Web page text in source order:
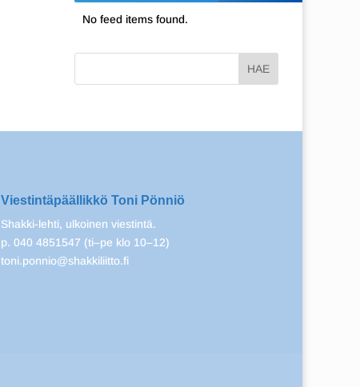
No feed items found.
Viestintäpäällikkö Toni Pönniö
Shakki-lehti, ulkoinen viestintä.
p. 040 4851547 (ti–pe klo 10–12)
toni.ponnio@shakkiliitto.fi